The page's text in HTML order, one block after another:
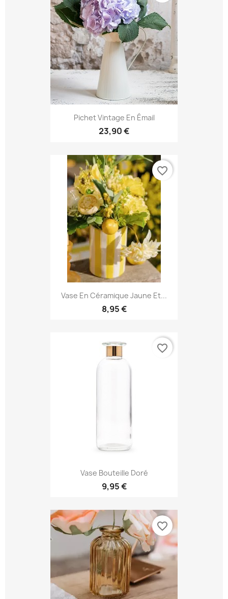
Pichet Vintage En Émail
23,90 €
Vase En Céramique Jaune Et...
8,95 €
favorite_border
Vase Bouteille Doré
9,95 €
favorite_border
favorite_border